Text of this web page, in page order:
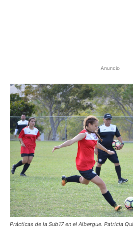
Anuncio
Prácticas de la Sub17 en el Albergue. Patricia